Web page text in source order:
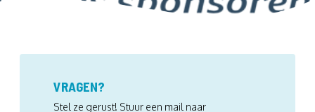
VRAGEN?
Stel ze gerust! Stuur een mail naar